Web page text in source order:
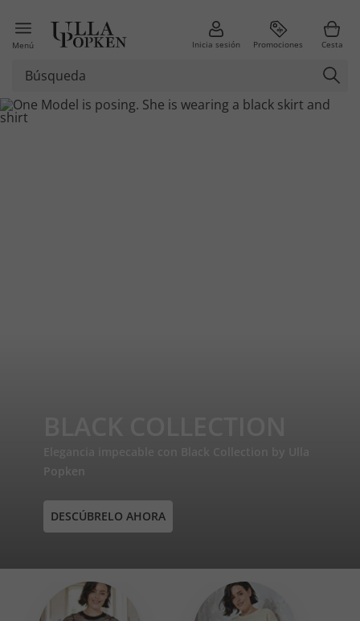
Menú Inicia sesión Promociones Cesta
Popken
DESCÚBRELO AHORA